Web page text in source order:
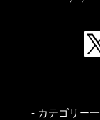
- カテゴリー